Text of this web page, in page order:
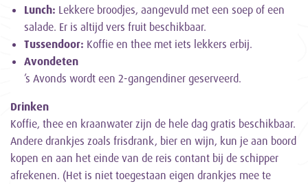
Lunch: Lekkere broodjes, aangevuld met een soep of een
salade. Er is altijd vers fruit beschikbaar.
Tussendoor: Koffie en thee met iets lekkers erbij.
Avondeten
’s Avonds wordt een 2-gangendiner geserveerd.
Drinken
Koffie, thee en kraanwater zijn de hele dag gratis beschikbaar.
Andere drankjes zoals frisdrank, bier en wijn, kun je aan boord
kopen en aan het einde van de reis contant bij de schipper
afrekenen. (Het is niet toegestaan eigen drankjes mee te